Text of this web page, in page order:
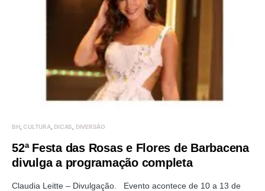
BH CULTURA DICAS DIVERSÃO
52ª Festa das Rosas e Flores de Barbacena
divulga a programação completa
Claudia Leitte – Divulgação. Evento acontece de 10 a 13 de